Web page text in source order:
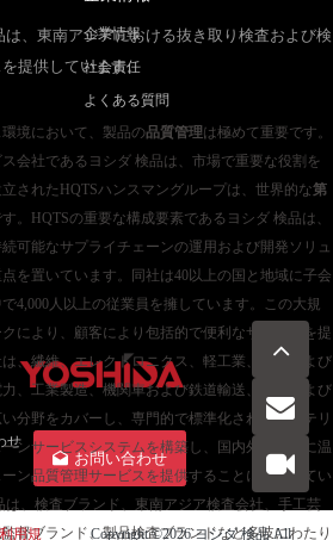
、東南アジアにおける抜き取り検査および検
提供しています。
境において、製品の品質管理は極めて重要です。
会社であるヨシダ 検品は、市場で重要な役割を
されたHQTSハンスマングループは、世界的な第
す。HQTSの重要な構成要素であるヨシダ 検品は、
可能なサプライチェーンの運用および開発ソリュ
を置いています。同社は40以上の国と地域に子会
4,000人以上の従業員を擁しています。この大規
により、顧客により包括的で便利なサービスを提
、繊維、エレクトロニクス、軽工業、食品および
、工業製造、機関車および鉄道輸送、石油および
分野をカバーし、専門的で標準化されたインテリ
ンサービスシステムを構築し、国内外の顧客に温
ン品質管理サービスを提供することに尽力してい
は、検査ブランド、東南アジア検査会社、手工芸
督ブランド、製品検査ブランドなど多岐にわたり
企業情報
社会責任
よくある質問
せ
お問い合わせ
用規 Copyright ©2026ヨシダ 検品All